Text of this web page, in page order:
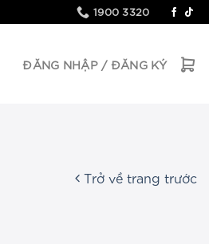
1900 3320
ĐĂNG NHẬP / ĐĂNG KÝ
Trở về trang trước